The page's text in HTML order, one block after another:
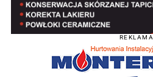
REKLAMA